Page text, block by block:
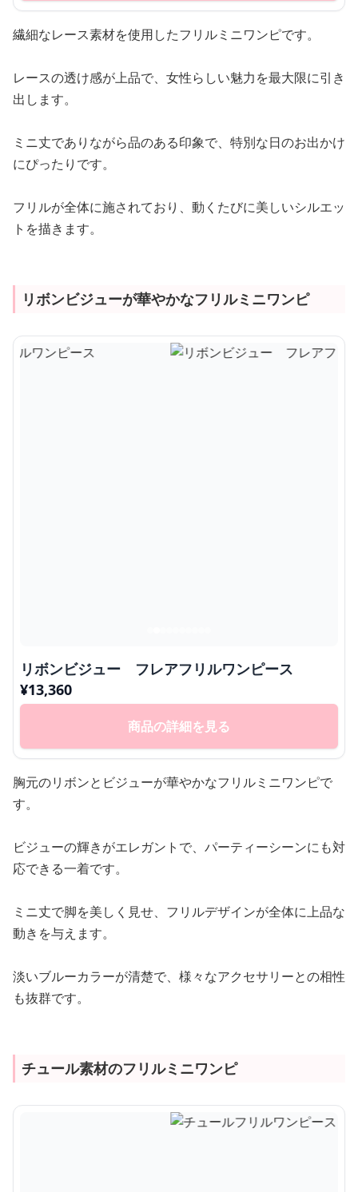
繊細なレース素材を使用したフリルミニワンピです。
レースの透け感が上品で、女性らしい魅力を最大限に引き
出します。
ミニ丈でありながら品のある印象で、特別な日のお出かけ
にぴったりです。
フリルが全体に施されており、動くたびに美しいシルエッ
トを描きます。
リボンビジューが華やかなフリルミニワンピ
リボンビジュー フレアフリルワンピース
¥13,360
商品の詳細を見る
胸元のリボンとビジューが華やかなフリルミニワンピで
す。
ビジューの輝きがエレガントで、パーティーシーンにも対
応できる一着です。
ミニ丈で脚を美しく見せ、フリルデザインが全体に上品な
動きを与えます。
淡いブルーカラーが清楚で、様々なアクセサリーとの相性
も抜群です。
チュール素材のフリルミニワンピ